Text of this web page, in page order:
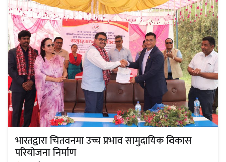
भारतद्वारा चितवनमा उच्च प्रभाव सामुदायिक विकास
परियोजना निर्माण